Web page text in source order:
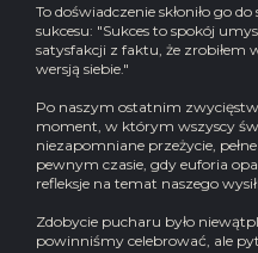
To doświadczenie skłoniło go
sukcesu: "Sukces to spokój
satysfakcji z faktu, że zrobiłem
wersją siebie."
Po naszym ostatnim
moment, w którym wszyscy
niezapomniane przeżycie,
pewnym czasie, gdy euforia
refleksje na temat naszego
Zdobycie pucharu było
powinniśmy celebrować, ale